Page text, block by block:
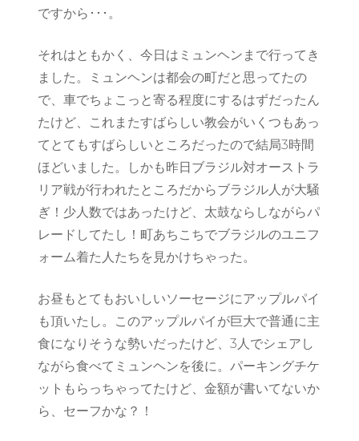
ですから･･･。
それはともかく、今日はミュンヘンまで行ってき
ました。ミュンヘンは都会の町だと思ってたの
で、車でちょこっと寄る程度にするはずだったん
たけど、これまたすばらしい教会がいくつもあっ
てとてもすばらしいところだったので結局3時間
ほどいました。しかも昨日ブラジル対オーストラ
リア戦が行われたところだからブラジル人が大騒
ぎ！少人数ではあったけど、太鼓ならしながらパ
レードしてたし！町あちこちでブラジルのユニフ
ォーム着た人たちを見かけちゃった。
お昼もとてもおいしいソーセージにアップルパイ
も頂いたし。このアップルパイが巨大で普通に主
食になりそうな勢いだったけど、3人でシェアし
ながら食べてミュンヘンを後に。パーキングチケ
ットもらっちゃってたけど、金額が書いてないか
ら、セーフかな？！